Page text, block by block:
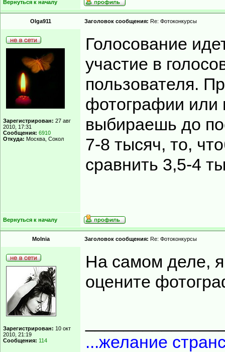
Вернуться к началу
Olga911 Заголовок сообщения: Re: Фотоконкурсы
Зарегистрирован: 27 авг
2010, 17:31
Сообщения: 6910
Откуда: Москва, Сокол
Голосование
участие в
пользователя.
фотографии или
выбираешь до
7-8 тысяч, то,
сравнить 3,5-4
Вернуться к началу
Molnia Заголовок сообщения: Re: Фотоконкурсы
Зарегистрирован: 10 окт
2010, 21:19
Сообщения: 114
На самом деле,
оцените
...желание